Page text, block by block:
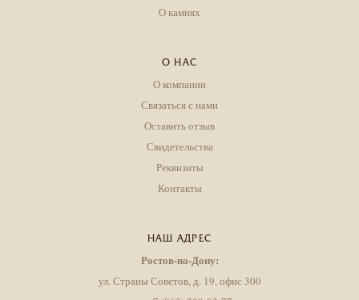
О камнях
О НАС
О компании
Связаться с нами
Оставить отзыв
Свидетельства
Реквизиты
Контакты
НАШ АДРЕС
Ростов-на-Дону:
ул. Страны Советов, д. 19, офис 300